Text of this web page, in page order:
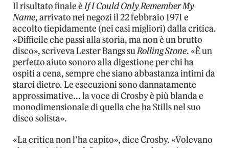
Il risultato finale èIf I Could Only Remember My
Name, arrivato nei negozi il 22 febbraio 1971 e
accolto tiepidamente (nei casi migliori) dalla critica.
«Difficile che passi alla storia, ma non è un brutto
disco», scriveva Lester Bangs suRolling Stone. «È un
perfetto aiuto sonoro alla digestione per chi ha
ospiti a cena, sempre che siano abbastanza intimi da
starci dietro. Le esecuzioni sono dannatamente
approssimative… la voce di Crosby è più blanda e
monodimensionale di quella che ha Stills nel suo
disco solista».
«La critica non l’ha capito», dice Crosby. «Volevano